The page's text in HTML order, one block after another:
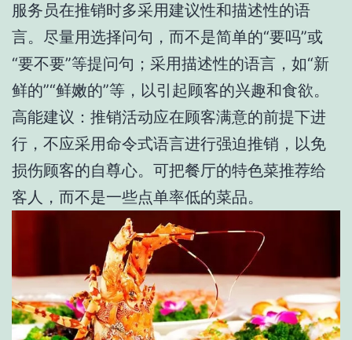
服务员在推销时多采用建议性和描述性的语
言。尽量用选择问句，而不是简单的“要吗”或
“要不要”等提问句；采用描述性的语言，如“新
鲜的”“鲜嫩的”等，以引起顾客的兴趣和食欲。
高能建议：推销活动应在顾客满意的前提下进
行，不应采用命令式语言进行强迫推销，以免
损伤顾客的自尊心。可把餐厅的特色菜推荐给
客人，而不是一些点单率低的菜品。